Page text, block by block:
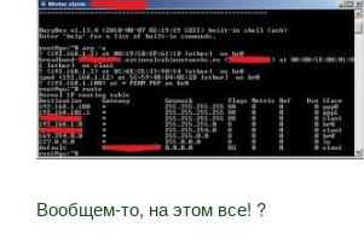
Вообщем-то, на этом все! ?